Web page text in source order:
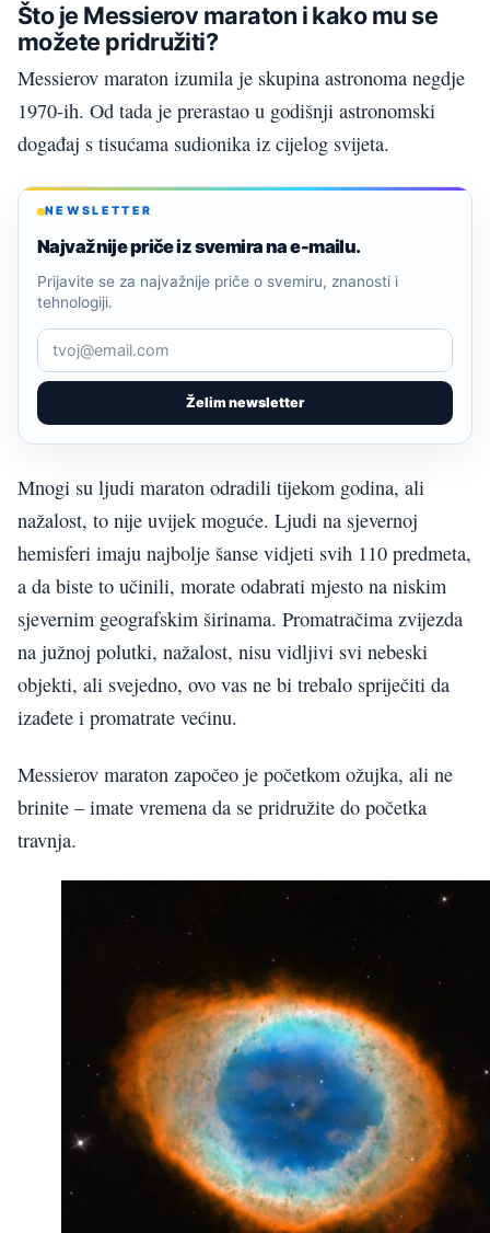
Što je Messierov maraton i kako mu se
možete pridružiti?
Messierov maraton izumila je skupina astronoma negdje
1970-ih. Od tada je prerastao u godišnji astronomski
događaj s tisućama sudionika iz cijelog svijeta.
NEWSLETTER
Najvažnije priče iz svemira na e-mailu.
Želim newsletter
Prijavite se za najvažnije priče o svemiru, znanosti i
tehnologiji.
Mnogi su ljudi maraton odradili tijekom godina, ali
nažalost, to nije uvijek moguće. Ljudi na sjevernoj
hemisferi imaju najbolje šanse vidjeti svih 110 predmeta,
a da biste to učinili, morate odabrati mjesto na niskim
sjevernim geografskim širinama. Promatračima zvijezda
na južnoj polutki, nažalost, nisu vidljivi svi nebeski
objekti, ali svejedno, ovo vas ne bi trebalo spriječiti da
izađete i promatrate većinu.
Messierov maraton započeo je početkom ožujka, ali ne
brinite – imate vremena da se pridružite do početka
travnja.